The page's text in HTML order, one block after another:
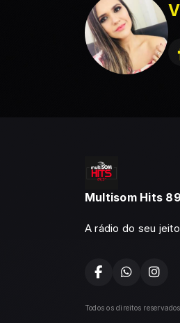
Multisom Hits
A rádio do seu
Todos os direitos reservados.